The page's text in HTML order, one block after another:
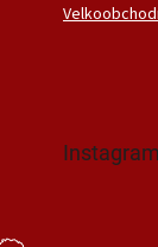
Instagram